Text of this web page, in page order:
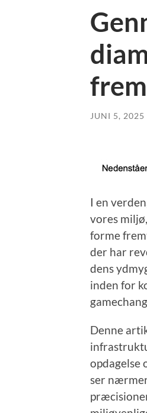
JUNI 5, 2025
I en
vores
forme
der har
dens
inden for
Denne
opdagelse
ser